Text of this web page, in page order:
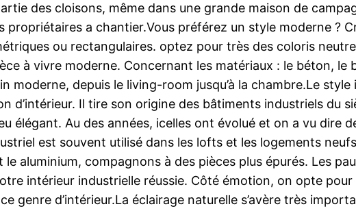
des cloisons, même dans une grande maison de
propriétaires a chantier.Vous préférez un style moderne ?
ou rectangulaires. optez pour très des coloris
à vivre moderne. Concernant les matériaux : le béton, le
depuis le living-room jusqu’à la chambre.Le
Il tire son origine des bâtiments industriels du
Au des années, icelles ont évolué et on a vu dire
est souvent utilisé dans les lofts et les logements
le aluminium, compagnons à des pièces plus épurés. Les
intérieur industrielle réussie. Côté émotion, on opte
genre d’intérieur.La éclairage naturelle s’avère très